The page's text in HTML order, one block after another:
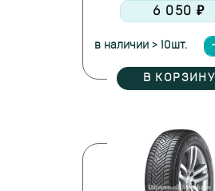
6 050 ₽
в наличии > 10шт.
В КОРЗИНУ